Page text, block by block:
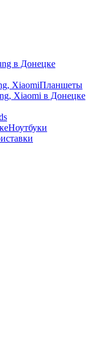
Планшеты
Ноутбуки